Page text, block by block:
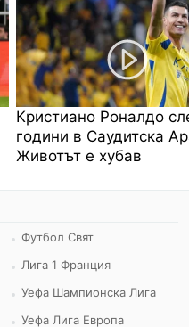
Кристиано Роналдо
години в Саудитска
Животът е хубав
Футбол Свят
Лига 1 Франция
Уефа Шампионска Лига
Уефа Лига Европа